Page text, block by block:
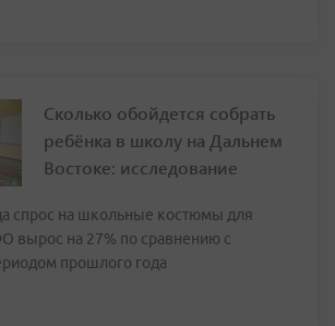
Сколько обойдется собрать
ребёнка в школу на Дальнем
Востоке: исследование
спрос на школьные костюмы для
вырос на 27% по сравнению с
прошлого года